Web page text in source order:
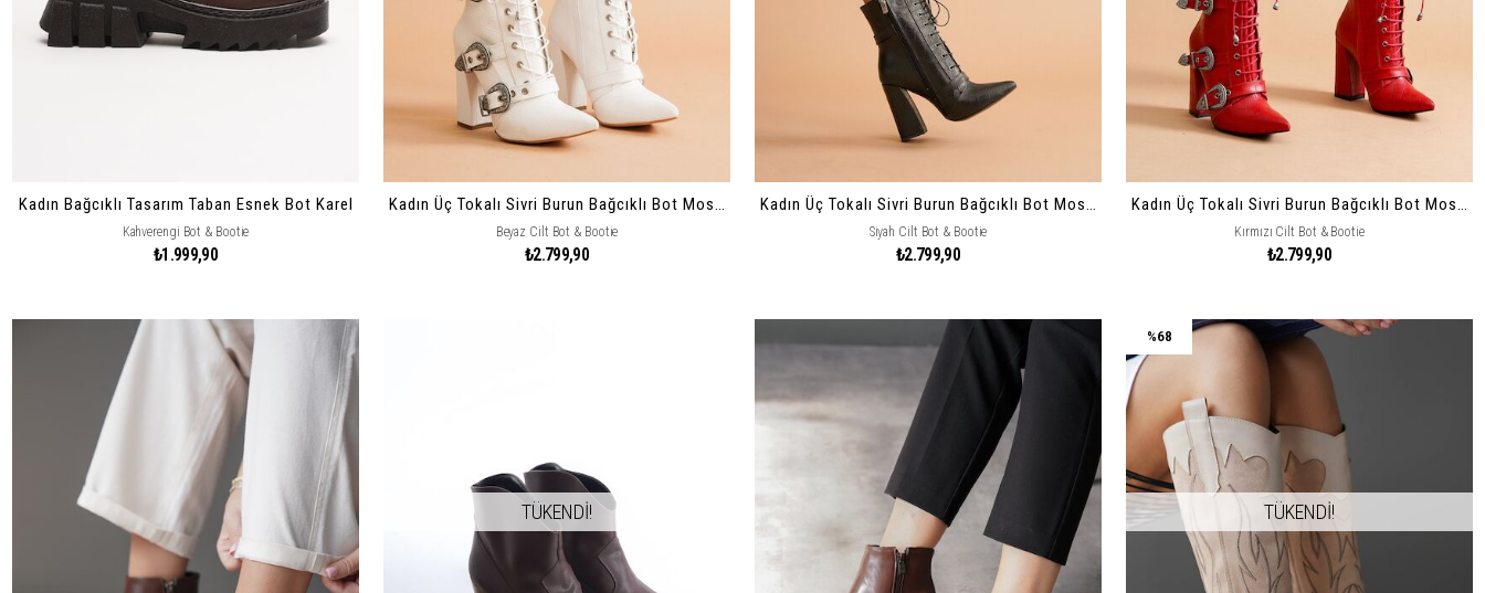
Kadın Bağcıklı Tasarım Taban Esnek Bot Karel
Kahverengi Bot & Bootie
₺1.999,90
Beyaz Cilt Bot & Bootie
₺2.799,90
Siyah Cilt Bot & Bootie
₺2.799,90
Kırmızı Cilt Bot & Bootie
₺2.799,90
TÜKENDİ!
%68
TÜKENDİ!